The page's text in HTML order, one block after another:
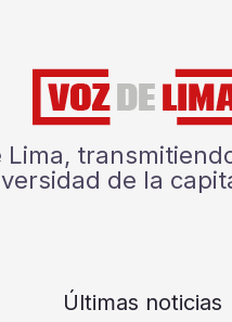
Lima,
de la
Últimas noticias